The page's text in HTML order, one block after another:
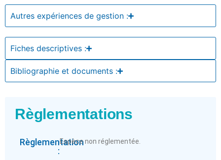
Autres expériences de gestion :
Fiches descriptives :
Bibliographie et documents :
Règlementations
Règlementation
:
Espèce non réglementée.